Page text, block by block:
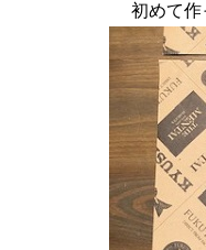
初めて作